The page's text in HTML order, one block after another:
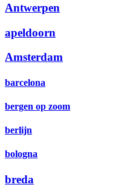
Antwerpen
apeldoorn
Amsterdam
barcelona
bergen op zoom
berlijn
bologna
breda